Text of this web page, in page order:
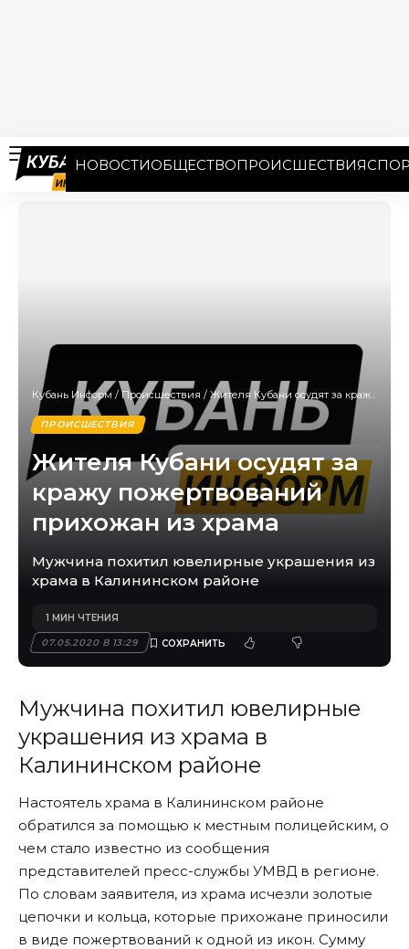
НОВОСТИОБЩЕСТВОПРОИСШЕСТВИЯ
Кубань Информ /Происшествия / Жителя Кубани осудят за кражу пожертвований прихожан из храма
ПРОИСШЕСТВИЯ
Жителя Кубани осудят за
кражу пожертвований
прихожан из храма
Мужчина похитил ювелирные украшения из
храма в Калининском районе
07.05.2020 В 13:29
1 МИН ЧТЕНИЯ
Мужчина похитил ювелирные
украшения из храма в
Калининском районе
Настоятель храма в Калининском районе
обратился за помощью к местным полицейским, о
чем стало известно из сообщения
представителей пресс-службы УМВД в регионе.
По словам заявителя, из храма исчезли золотые
цепочки и кольца, которые прихожане приносили
в виде пожертвований к одной из икон. Сумму